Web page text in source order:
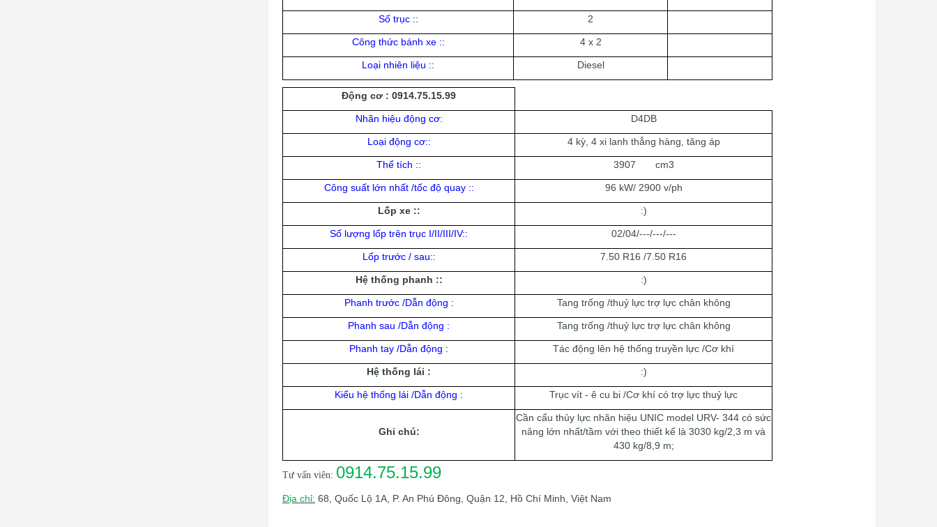
Số trục :: 2
Công thức bánh xe :: 4 x 2
Loại nhiên liệu :: Diesel
Động cơ : 0914.75.15.99
Nhãn hiệu động cơ: D4DB
Loại động cơ:: 4 kỳ, 4 xi lanh thẳng hàng, tăng áp
Thể tích :: 3907 cm3
Công suất lớn nhất /tốc độ quay :: 96 kW/ 2900 v/ph
Lốp xe :: :)
Số lượng lốp trên trục I/II/III/IV:: 02/04/---/---/---
Lốp trước / sau:: 7.50 R16 /7.50 R16
Hệ thống phanh :: :)
Phanh trước /Dẫn động : Tang trống /thuỷ lực trợ lực chân không
Phanh sau /Dẫn động : Tang trống /thuỷ lực trợ lực chân không
Phanh tay /Dẫn động : Tác động lên hệ thống truyền lực /Cơ khí
Hệ thống lái : :)
Kiểu hệ thống lái /Dẫn động : Trục vít - ê cu bi /Cơ khí có trợ lực thuỷ lực
Ghi chú:
Cần cẩu thủy lực nhãn hiệu UNIC model URV- 344 có sức
nâng lớn nhất/tầm với theo thiết kế là 3030 kg/2,3 m và
430 kg/8,9 m;
Tư vấn viên: 0914.75.15.99
Địa chỉ: 68, Quốc Lộ 1A, P. An Phú Đông, Quận 12, Hồ Chí Minh, Việt Nam